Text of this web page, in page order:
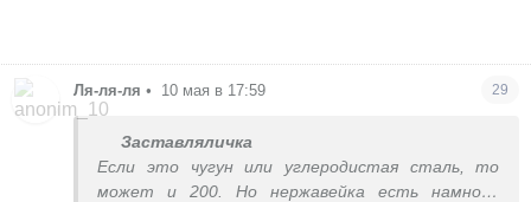
Ля-ля-ля • 10 мая в 17:59 29
Заставляличка
Если это чугун или углеродистая сталь, то
может и 200. Но нержавейка есть намного